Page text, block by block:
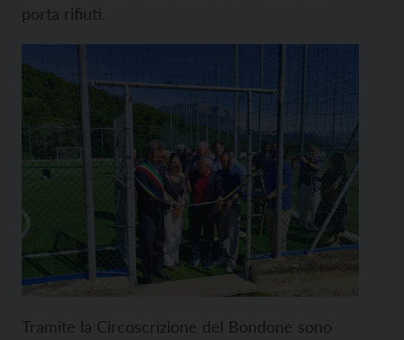
porta rifiuti.
Tramite la Circoscrizione del Bondone sono